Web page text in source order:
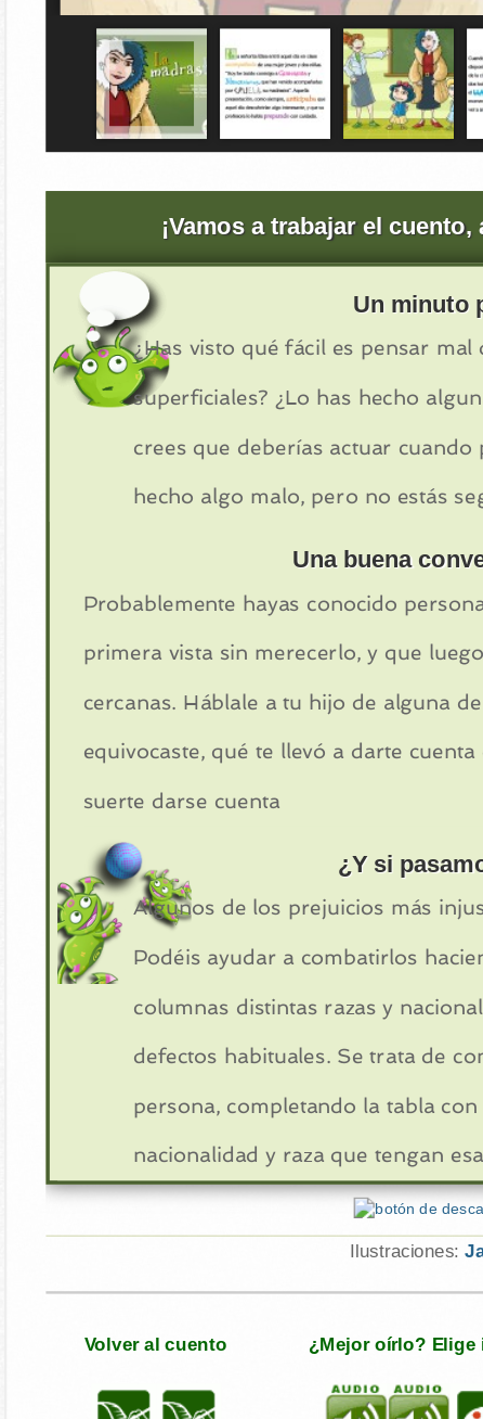
¡Vamos a trabajar el
Un minuto
¿Has visto qué fácil es pensar
superficiales? ¿Lo has hecho
crees que deberías actuar
hecho algo malo, pero no estás
Una buena
Probablemente hayas conocido
primera vista sin merecerlo, y que
cercanas. Háblale a tu hijo de alguna
equivocaste, qué te llevó a darte
suerte darse cuenta
¿Y si
Algunos de los prejuicios más
Podéis ayudar a combatirlos
columnas distintas razas y
defectos habituales. Se trata de
persona, completando la tabla
nacionalidad y raza que tengan
Ilustraciones:
Volver al cuento ¿Mejor oírlo? Elige